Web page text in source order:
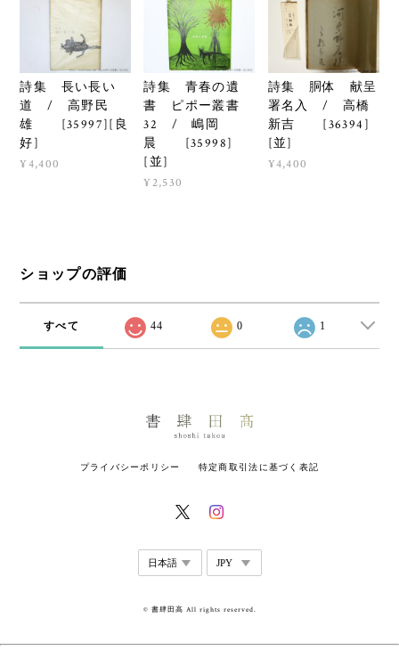
詩集 長い長い
道 / 高野民
雄 [35997][良
好]
¥4,400
詩集 青春の遺
書 ピポー叢書
32 / 嶋岡
晨 [35998]
[並]
¥2,530
詩集 胴体 献呈
署名入 / 高橋
新吉 [36394]
[並]
¥4,400
ショップの評価
すべて 44 0 1
プライバシーポリシー 特定商取引法に基づく表記
© 書肆田高 All rights reserved.